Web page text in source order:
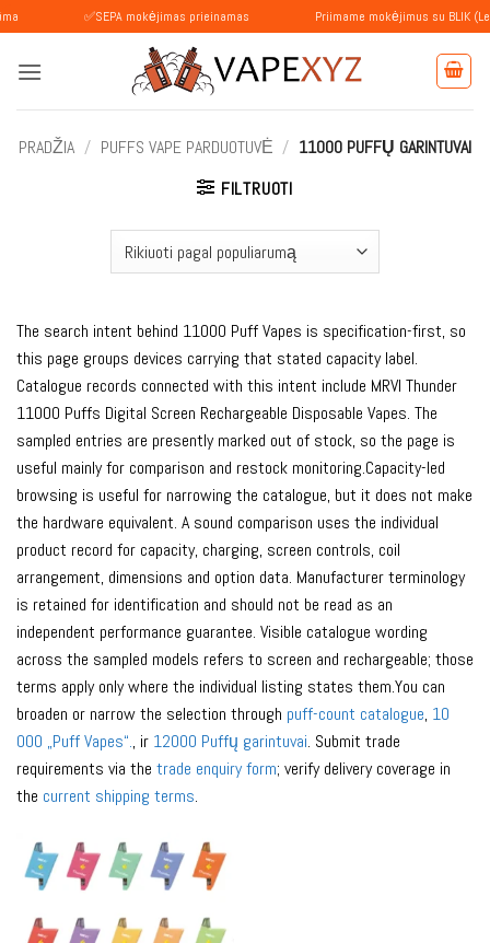
Skip
to
content
✅SEPA mokėjimas prieinamas Priimame mokėjimus su BLIK (Lenkija)
PRADŽIA / PUFFS VAPE PARDUOTUVĖ / 11000 PUFFŲ GARINTUVAI
FILTRUOTI
The search intent behind 11000 Puff Vapes is specification-first, so
this page groups devices carrying that stated capacity label.
Catalogue records connected with this intent include MRVI Thunder
11000 Puffs Digital Screen Rechargeable Disposable Vapes. The
sampled entries are presently marked out of stock, so the page is
useful mainly for comparison and restock monitoring.Capacity-led
browsing is useful for narrowing the catalogue, but it does not make
the hardware equivalent. A sound comparison uses the individual
product record for capacity, charging, screen controls, coil
arrangement, dimensions and option data. Manufacturer terminology
is retained for identification and should not be read as an
independent performance guarantee. Visible catalogue wording
across the sampled models refers to screen and rechargeable; those
terms apply only where the individual listing states them.You can
broaden or narrow the selection through puff-count catalogue, 10
000 „Puff Vapes“., ir 12000 Puffų garintuvai. Submit trade
requirements via the trade enquiry form; verify delivery coverage in
the current shipping terms.